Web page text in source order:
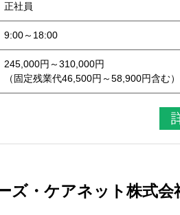
正社員
9:00～18:00
245,000円～310,000円
（固定残業代46,500円～58,900円含む）
ズ・ケアネット株式会